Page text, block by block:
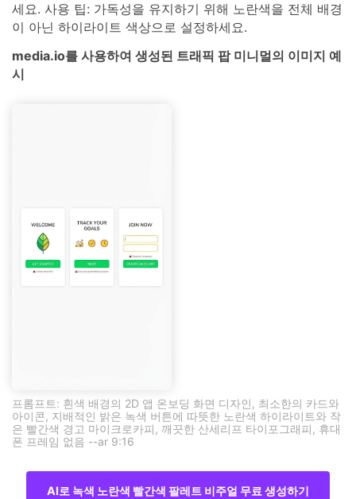
세요. 사용 팁: 가독성을 유지하기 위해 노란색을 전체 배경
이 아닌 하이라이트 색상으로 설정하세요.
media.io를 사용하여 생성된 트래픽 팝 미니멀의 이미지 예
시
프롬프트: 흰색 배경의 2D 앱 온보딩 화면 디자인, 최소한의 카드와
아이콘, 지배적인 밝은 녹색 버튼에 따뜻한 노란색 하이라이트와 작
은 빨간색 경고 마이크로카피, 깨끗한 산세리프 타이포그래피, 휴대
폰 프레임 없음 --ar 9:16
AI로 녹색 노란색 빨간색 팔레트 비주얼 무료 생성하기